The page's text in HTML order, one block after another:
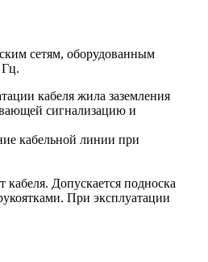
сетям, оборудованным
кабеля жила заземления
сигнализацию и
кабельной линии при
Допускается подноска
При эксплуатации